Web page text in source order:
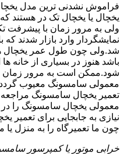
فراموش نشدنی ترین مدل
یخچال یا یخچال تک در هستند
ولی به مرور زمان با پیشرفت
نمایشگردار وارد بازار شدند
شد.ولی چون طول عمر یخچال
باشد هنوز در بسیاری از خانه
شود.ممکن است به مرور زمان
معمولی سامسونگ معیوب گردد و
تعمیر یخچال سامسونگ مراجعه
معمولی یخچال سامسونگ را
نیازی به جابجایی برای
چون ما تعمیرگاه را به منزل
خرابی موتور یا کمپرسور